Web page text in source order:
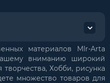
материалов MIr-Arta
вниманию широкий
Хобби, рисунка
множество товаров для